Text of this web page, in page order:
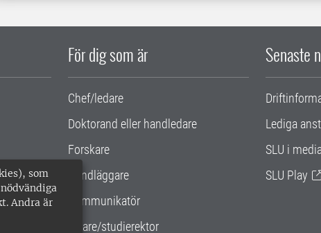
som
Andra är
För dig som är
Chef/ledare
Doktorand eller handledare
Forskare
Handläggare
Kommunikatör
Lärare/studierektor
Senaste
Lediga
SLU i
SLU Play